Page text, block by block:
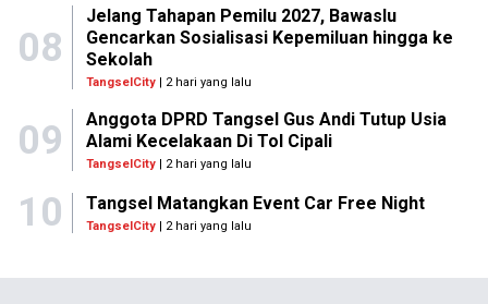
08
Jelang Tahapan Pemilu 2027, Bawaslu
Gencarkan Sosialisasi Kepemiluan hingga ke
Sekolah
TangselCity| 2 hari yang lalu
09
Anggota DPRD Tangsel Gus Andi Tutup Usia
Alami Kecelakaan Di Tol Cipali
TangselCity| 2 hari yang lalu
10 Tangsel Matangkan Event Car Free Night
TangselCity | 2 hari yang lalu